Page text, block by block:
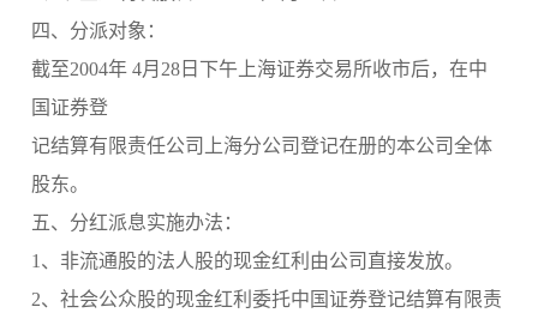
四、分派对象：
截至2004年 4月28日下午上海证券交易所收市后，在中
国证券登
记结算有限责任公司上海分公司登记在册的本公司全体
股东。
五、分红派息实施办法：
1、非流通股的法人股的现金红利由公司直接发放。
2、社会公众股的现金红利委托中国证券登记结算有限责